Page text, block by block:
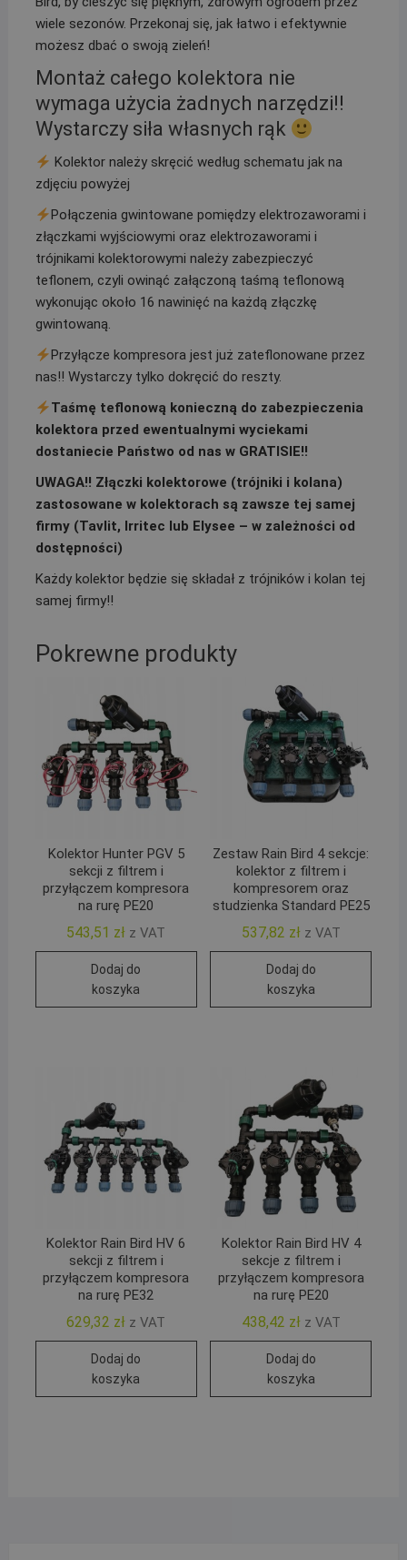
wiele sezonów. Przekonaj się, jak łatwo i efektywnie
możesz dbać o swoją zieleń!
Montaż całego kolektora nie
wymaga użycia żadnych narzędzi!!
Wystarczy siła własnych rąk
Kolektor należy skręcić według schematu jak na
zdjęciu powyżej
Połączenia gwintowane pomiędzy elektrozaworami i
złączkami wyjściowymi oraz elektrozaworami i
trójnikami kolektorowymi należy zabezpieczyć
teflonem, czyli owinąć załączoną taśmą teflonową
wykonując około 16 nawinięć na każdą złączkę
gwintowaną.
Przyłącze kompresora jest już zateflonowane przez
nas!! Wystarczy tylko dokręcić do reszty.
Taśmę teflonową konieczną do zabezpieczenia
kolektora przed ewentualnymi wyciekami
dostaniecie Państwo od nas w GRATISIE!!
UWAGA!! Złączki kolektorowe (trójniki i kolana)
zastosowane w kolektorach są zawsze tej samej
firmy (Tavlit, Irritec lub Elysee – w zależności od
dostępności)
Każdy kolektor będzie się składał z trójników i kolan tej
samej firmy!!
Pokrewne produkty
Kolektor Hunter PGV 5
sekcji z filtrem i
przyłączem kompresora
na rurę PE20
543,51 zł z VAT
Dodaj do
koszyka
Zestaw Rain Bird 4 sekcje:
kolektor z filtrem i
kompresorem oraz
studzienka Standard PE25
537,82 zł z VAT
Dodaj do
koszyka
Kolektor Rain Bird HV 6
sekcji z filtrem i
przyłączem kompresora
na rurę PE32
629,32 zł z VAT
Dodaj do
koszyka
Kolektor Rain Bird HV 4
sekcje z filtrem i
przyłączem kompresora
na rurę PE20
438,42 zł z VAT
Dodaj do
koszyka